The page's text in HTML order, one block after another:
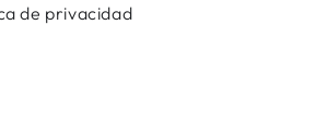
de privacidad